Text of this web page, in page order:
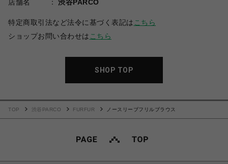
店舗名
渋谷PARCO
特定商取引法など法令に基づく表記は こちら
ショップお問い合わせは こちら
SHOP TOP
TOP 渋谷PARCO FURFUR ノースリーブフリルブラウス